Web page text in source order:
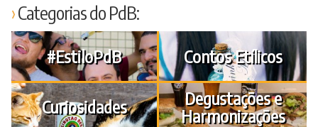
Categorias do PdB:
#EstiloPdB Contos Etílicos
Curiosidades
Degustações e
Harmonizações